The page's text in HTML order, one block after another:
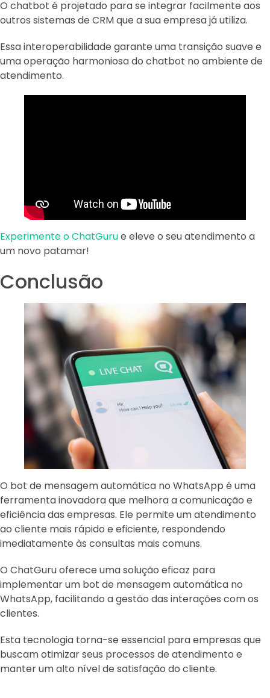
O chatbot é projetado para se integrar facilmente aos
outros sistemas de CRM que a sua empresa já utiliza.
Essa interoperabilidade garante uma transição suave e
uma operação harmoniosa do chatbot no ambiente de
atendimento.
Experimente o ChatGurue eleve o seu atendimento a
um novo patamar!
Conclusão
O bot de mensagem automática no WhatsApp é uma
ferramenta inovadora que melhora a comunicação e
eficiência das empresas. Ele permite um atendimento
ao cliente mais rápido e eficiente, respondendo
imediatamente às consultas mais comuns.
O ChatGuru oferece uma solução eficaz para
implementar um bot de mensagem automática no
WhatsApp, facilitando a gestão das interações com os
clientes.
Esta tecnologia torna-se essencial para empresas que
buscam otimizar seus processos de atendimento e
manter um alto nível de satisfação do cliente.